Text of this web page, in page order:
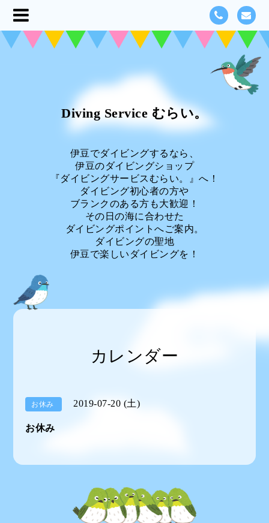
Diving Service むらい。
伊豆でダイビングするなら、
伊豆のダイビングショップ
『ダイビングサービスむらい。』へ！
ダイビング初心者の方や
ブランクのある方も大歓迎！
その日の海に合わせた
ダイビングポイントへご案内。
ダイビングの聖地
伊豆で楽しいダイビングを！
カレンダー
お休み 2019-07-20 (土)
お休み